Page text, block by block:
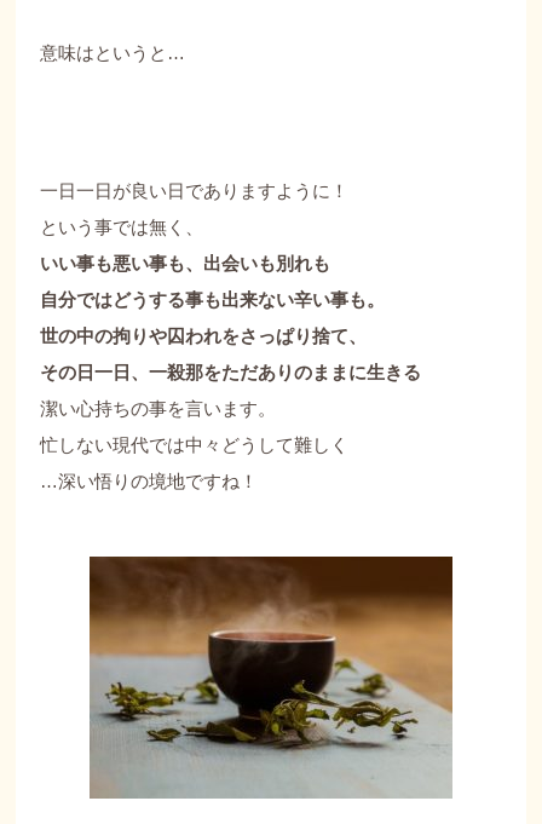
意味はというと…
一日一日が良い日でありますように！
という事では無く、
いい事も悪い事も、出会いも別れも
自分ではどうする事も出来ない辛い事も。
世の中の拘りや囚われをさっぱり捨て、
その日一日、一殺那をただありのままに生きる
潔い心持ちの事を言います。
忙しない現代では中々どうして難しく
…深い悟りの境地ですね！